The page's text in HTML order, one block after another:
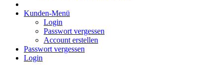
Kunden-Menü
Login
Passwort vergessen
Account erstellen
Passwort vergessen
Login